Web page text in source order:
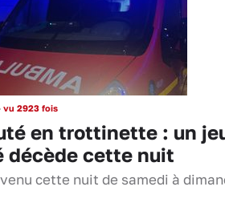
vu 2923 fois
en trottinette : un
décède cette nuit
cette nuit de samedi à